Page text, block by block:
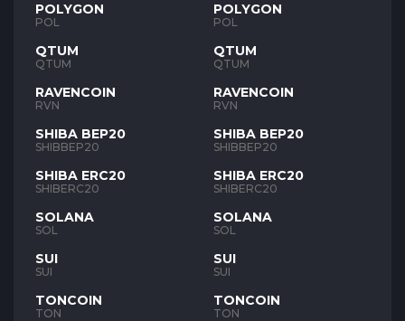
POLYGON
POL
QTUM
QTUM
RAVENCOIN
RVN
SHIBA BEP20
SHIBBEP20
SHIBA ERC20
SHIBERC20
SOLANA
SOL
SUI
SUI
TONCOIN
TON
POLYGON
POL
QTUM
QTUM
RAVENCOIN
RVN
SHIBA BEP20
SHIBBEP20
SHIBA ERC20
SHIBERC20
SOLANA
SOL
SUI
SUI
TONCOIN
TON